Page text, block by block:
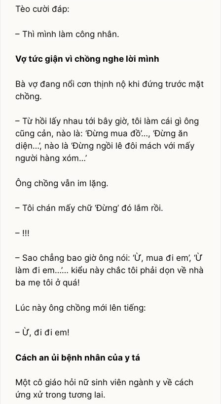
Tèo cười đáp:
– Thì mình làm công nhân.
Vợ tức giận vì chồng nghe lời mình
Bà vợ đang nổi cơn thịnh nộ khi đứng trước mặt
chồng.
– Từ hồi lấy nhau tới bây giờ, tôi làm cái gì ông
cũng cản, nào là: ‘Đừng mua đồ’…, ‘Đừng ăn
diện…’, nào là ‘Đừng ngồi lê đôi mách với mấy
người hàng xóm…’
Ông chồng vẫn im lặng.
– Tôi chán mấy chữ ‘Đừng’ đó lắm rồi.
– !!!
– Sao chẳng bao giờ ông nói: ‘Ừ, mua đi em’, ‘Ừ
làm đi em…’… kiểu này chắc tôi phải dọn về nhà
ba mẹ tôi ở quá!
Lúc này ông chồng mới lên tiếng:
– Ừ, đi đi em!
Cách an ủi bệnh nhân của y tá
Một cô giáo hỏi nữ sinh viên ngành y về cách
ứng xử trong tương lai.